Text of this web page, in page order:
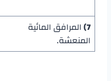
7) المرافق المائية
المنعشة.